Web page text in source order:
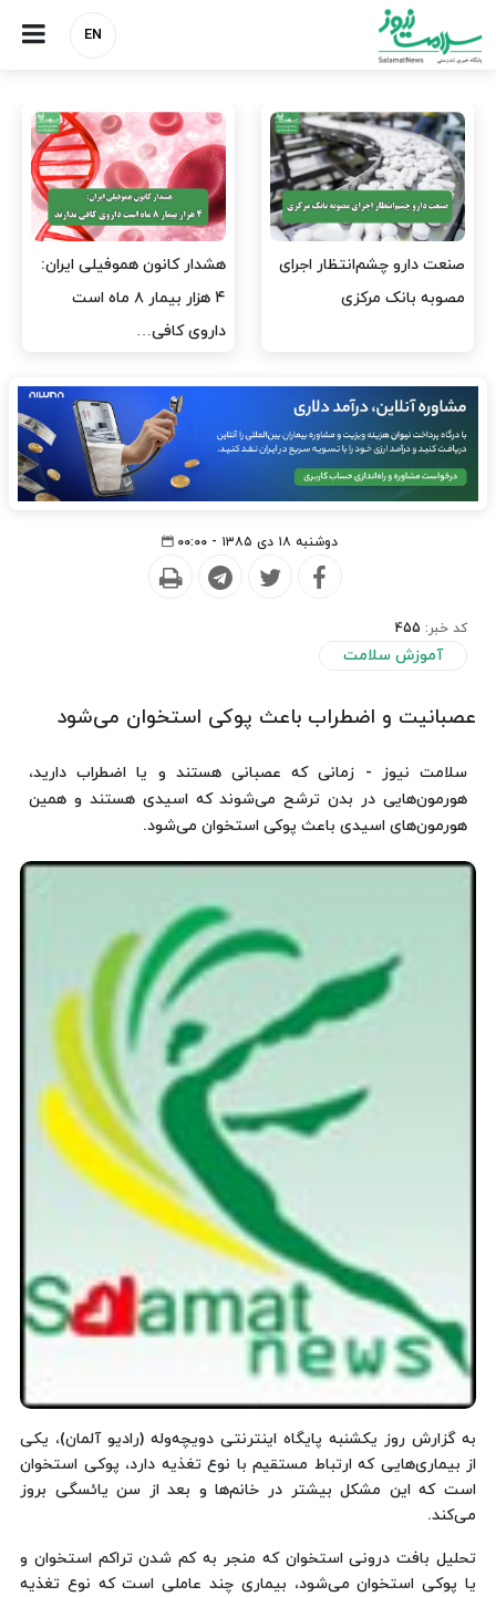
EN
نسخه وزارت بهداشت برای
مهار پزشک‌نماهای
مدیران پرستاری باید حامی
پرستاران باشند، نه عامل فشار
دوشنبه ۱۸ دی ۱۳۸۵ - ۰۰:۰۰
کد خبر: 455
آموزش سلامت
عصبانیت و اضطراب باعث پوكی استخوان می‌شود
سلامت نیوز - زمانی كه عصبانی هستند و یا اضطراب دارید،
هورمون‌هایی در بدن ترشح می‌شوند كه اسیدی هستند و همین
هورمون‌های اسیدی باعث پوكی استخوان می‌شود.
به گزارش روز یكشنبه پایگاه اینترنتی دویچه‌وله (رادیو آلمان)، یكی
از بیماری‌هایی كه ارتباط مستقیم با نوع تغذیه دارد، پوكی استخوان
است كه این مشكل بیشتر در خانم‌ها و بعد از سن یائسگی بروز
می‌كند.
تحلیل بافت درونی استخوان كه منجر به كم شدن تراكم استخوان و
یا پوكی استخوان می‌شود، بیماری چند عاملی است كه نوع تغذیه